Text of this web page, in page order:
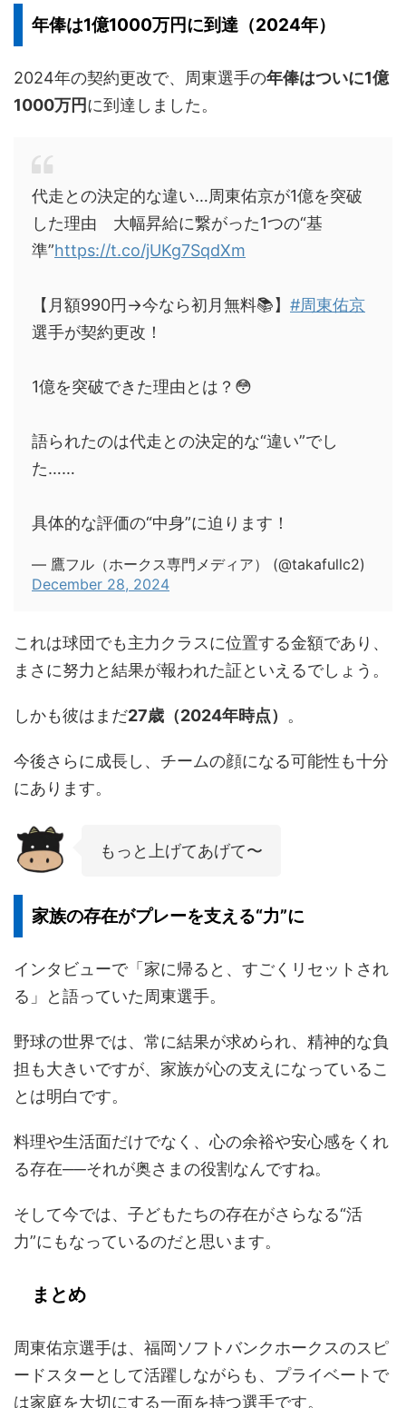
年俸は1億1000万円に到達（2024年）
2024年の契約更改で、周東選手の年俸はついに1億
1000万円に到達しました。
代走との決定的な違い…周東佑京が1億を突破
した理由 大幅昇給に繋がった1つの“基
準”https://t.co/jUKg7SqdXm
【月額990円→今なら初月無料📚】 #周東佑京
選手が契約更改！
1億を突破できた理由とは？😳
語られたのは代走との決定的な“違い”でし
た……
具体的な評価の“中身”に迫ります！
— 鷹フル（ホークス専門メディア） (@takafullc2)
December 28, 2024
これは球団でも主力クラスに位置する金額であり、
まさに努力と結果が報われた証といえるでしょう。
しかも彼はまだ27歳（2024年時点） 。
今後さらに成長し、チームの顔になる可能性も十分
にあります。
もっと上げてあげて〜
家族の存在がプレーを支える“力”に
インタビューで「家に帰ると、すごくリセットされ
る」と語っていた周東選手。
野球の世界では、常に結果が求められ、精神的な負
担も大きいですが、家族が心の支えになっているこ
とは明白です。
料理や生活面だけでなく、心の余裕や安心感をくれ
る存在──それが奥さまの役割なんですね。
そして今では、子どもたちの存在がさらなる“活
力”にもなっているのだと思います。
まとめ
周東佑京選手は、福岡ソフトバンクホークスのスピ
ードスターとして活躍しながらも、プライベートで
は家庭を大切にする一面を持つ選手です。